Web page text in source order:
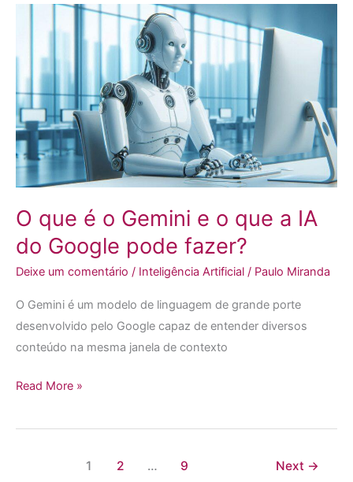
O que é o Gemini e o que a IA
do Google pode fazer?
Deixe um comentário / Inteligência Artificial / Paulo Miranda
O Gemini é um modelo de linguagem de grande porte
desenvolvido pelo Google capaz de entender diversos
conteúdo na mesma janela de contexto
é
Gemini
e
o
que
a
do
Google
pode
Read More »
1 2 … 9 Next →